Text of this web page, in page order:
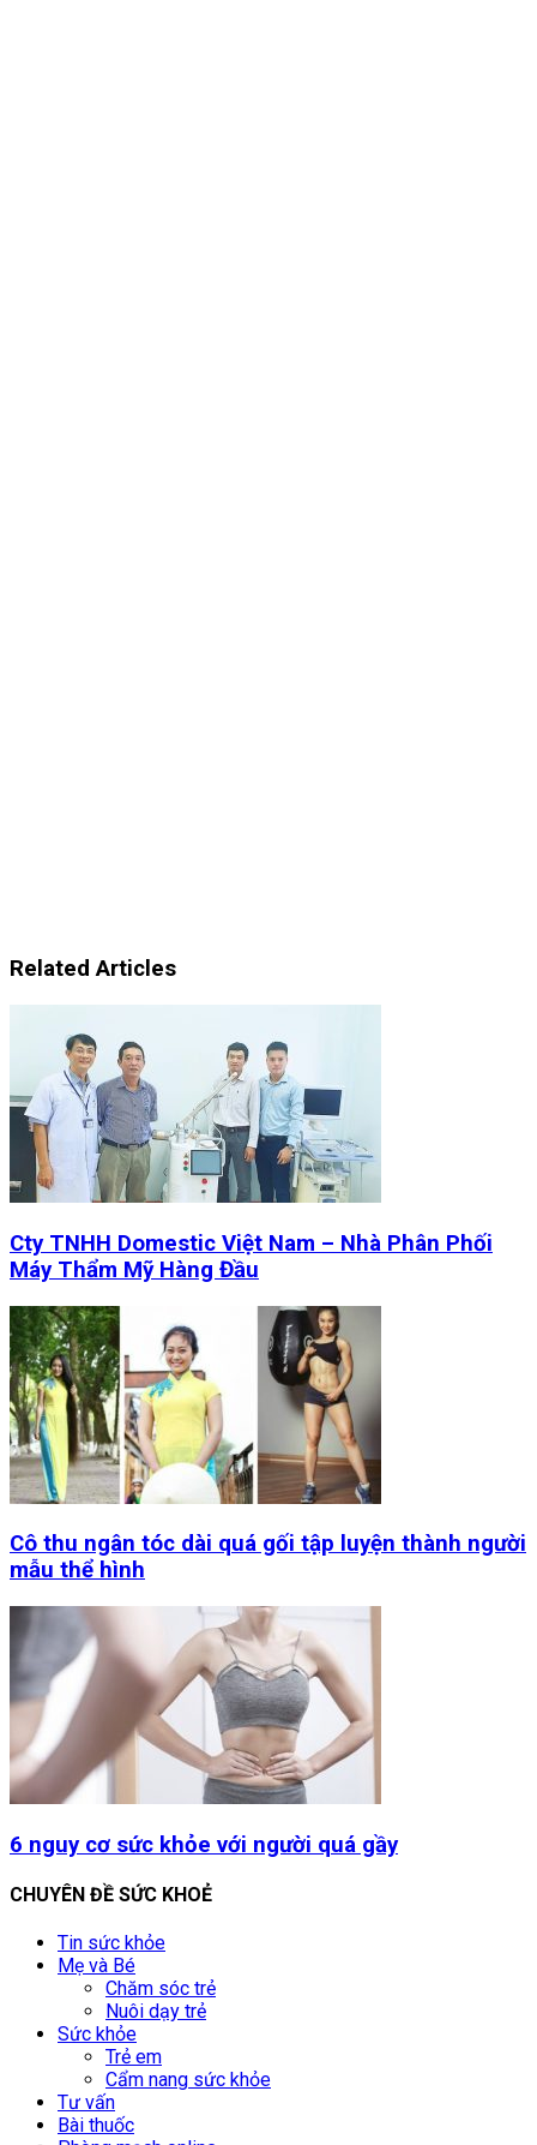
Related Articles
Cty TNHH Domestic Việt Nam – Nhà Phân Phối
Máy Thẩm Mỹ Hàng Đầu
Cô thu ngân tóc dài quá gối tập luyện thành người
mẫu thể hình
6 nguy cơ sức khỏe với người quá gầy
CHUYÊN ĐỀ SỨC KHOẺ
Tin sức khỏe
Mẹ và Bé
Chăm sóc trẻ
Nuôi dạy trẻ
Sức khỏe
Trẻ em
Cẩm nang sức khỏe
Tư vấn
Bài thuốc